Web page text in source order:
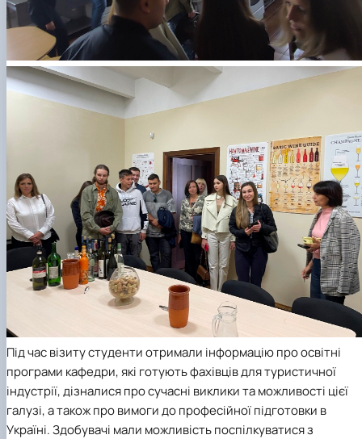
Під час візиту студенти отримали інформацію про освітні
програми кафедри, які готують фахівців для туристичної
індустрії, дізналися про сучасні виклики та можливості цієї
галузі, а також про вимоги до професійної підготовки в
Україні. Здобувачі мали можливість поспілкуватися з